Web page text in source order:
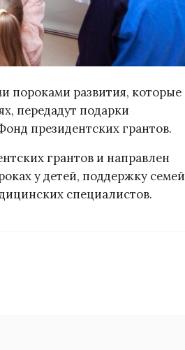
пороками развития, которые
передадут подарки
президентских грантов.
грантов и направлен
у детей, поддержку семей
специалистов.